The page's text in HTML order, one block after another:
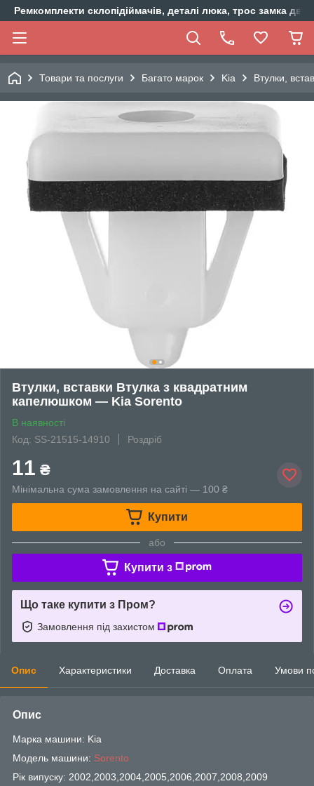
Ремкомплекти склопідіймачів, деталі люка, трос замка
Товари та послуги Багато марок Kia Втулки,
Втулки, вставки Втулка з квадратним
капелюшком — Kia Sorento
В наявності
Код: SS-21515-14910
Роздріб
11 ₴
Мінімальна сума замовлення на сайті — 100 ₴
Купити
або
Купити з
Що таке купити з Пром?
Замовлення під захистом
Опис Характеристики Доставка Оплата Умови
Опис
Марка машини: Kia
Модель машини: Sorento
Рік випуску: 2002,2003,2004,2005,2006,2007,2008,2009